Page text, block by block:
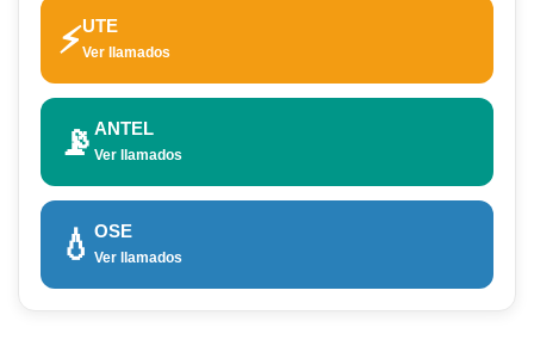
⚡UTE
Ver llamados
📡 ANTEL
Ver llamados
💧 OSE
Ver llamados